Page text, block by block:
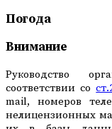
Погода
Внимание
Руководство
соответствии со
mail, номеров
нелицензионных